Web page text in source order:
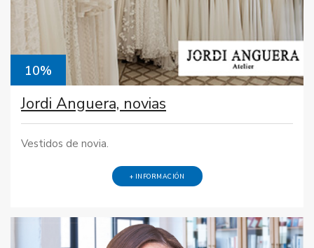
10%
Jordi Anguera, novias
Vestidos de novia.
+ INFORMACIÓN